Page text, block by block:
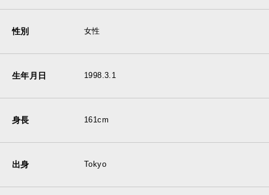
性別 女性
生年月日 1998.3.1
身長 161cm
出身 Tokyo